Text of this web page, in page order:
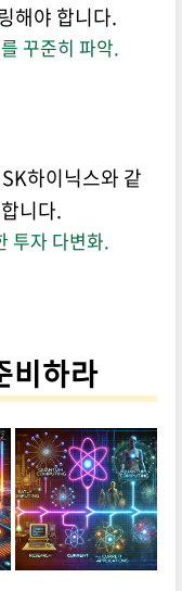
해야 합니다.
꾸준히 파악.
하이닉스와 같
니다.
투자 다변화.
비하라